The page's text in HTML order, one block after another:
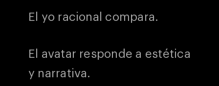
El yo racional compara.
El avatar responde a estética
y narrativa.